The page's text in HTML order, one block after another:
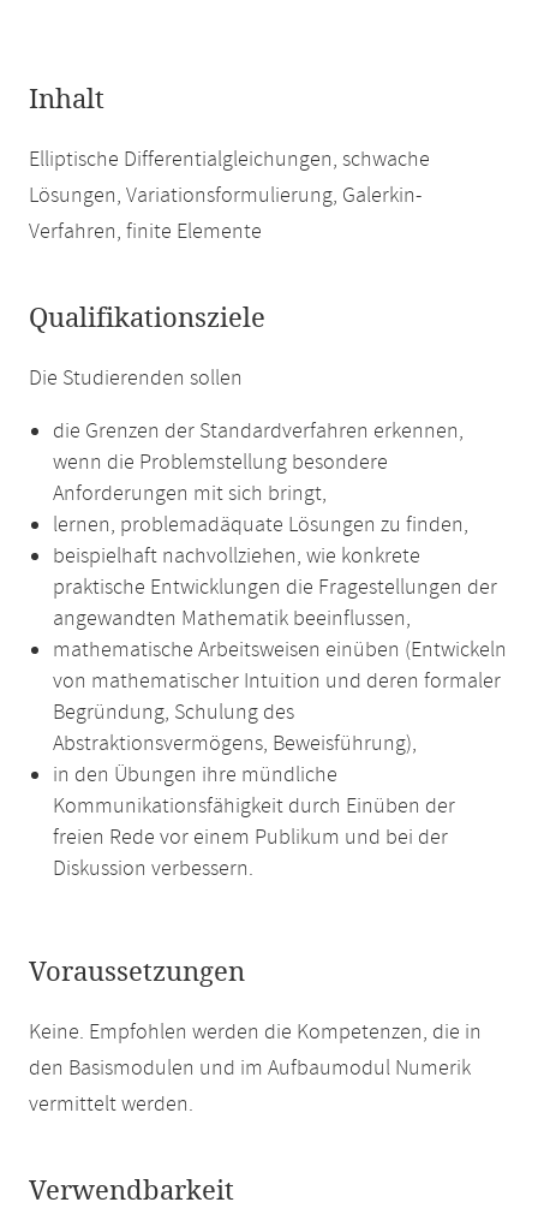
Inhalt
Elliptische Differentialgleichungen, schwache
Lösungen, Variationsformulierung, Galerkin-
Verfahren, finite Elemente
Qualifikationsziele
Die Studierenden sollen
die Grenzen der Standardverfahren erkennen,
wenn die Problemstellung besondere
Anforderungen mit sich bringt,
lernen, problemadäquate Lösungen zu finden,
beispielhaft nachvollziehen, wie konkrete
praktische Entwicklungen die Fragestellungen der
angewandten Mathematik beeinflussen,
mathematische Arbeitsweisen einüben (Entwickeln
von mathematischer Intuition und deren formaler
Begründung, Schulung des
Abstraktionsvermögens, Beweisführung),
in den Übungen ihre mündliche
Kommunikationsfähigkeit durch Einüben der
freien Rede vor einem Publikum und bei der
Diskussion verbessern.
Voraussetzungen
Keine. Empfohlen werden die Kompetenzen, die in
den Basismodulen und im Aufbaumodul Numerik
vermittelt werden.
Verwendbarkeit